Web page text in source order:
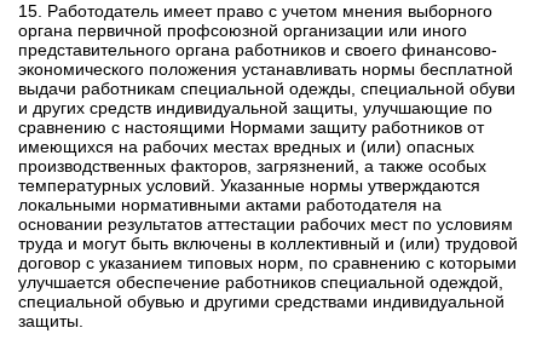
15. Работодатель имеет право с учетом мнения выборного
органа первичной профсоюзной организации или иного
представительного органа работников и своего финансово-
экономического положения устанавливать нормы бесплатной
выдачи работникам специальной одежды, специальной обуви
и других средств индивидуальной защиты, улучшающие по
сравнению с настоящими Нормами защиту работников от
имеющихся на рабочих местах вредных и (или) опасных
производственных факторов, загрязнений, а также особых
температурных условий. Указанные нормы утверждаются
локальными нормативными актами работодателя на
основании результатов аттестации рабочих мест по условиям
труда и могут быть включены в коллективный и (или) трудовой
договор с указанием типовых норм, по сравнению с которыми
улучшается обеспечение работников специальной одеждой,
специальной обувью и другими средствами индивидуальной
защиты.